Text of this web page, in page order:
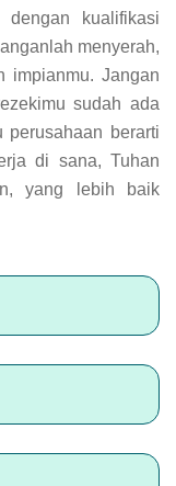
kualifikasi
menyerah,
impianmu. Jangan
sudah ada
perusahaan berarti
di sana, Tuhan
yang lebih baik